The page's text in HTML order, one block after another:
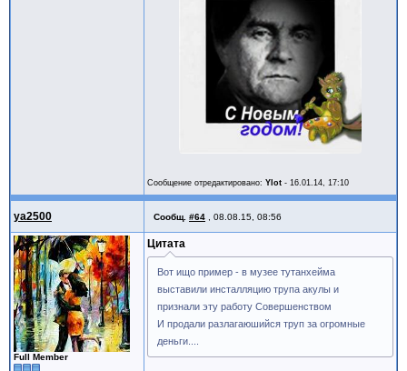
Сообщение отредактировано: Ylot - 16.01.14, 17:10
ya2500 Сообщ. #64 08.08.15, 08:56
Full Member
Цитата
Вот ищо пример - в музее тутанхейма
выставили инсталляцию трупа акулы и
признали эту работу Совершенством
И продали разлагаюшийся труп за огромные
деньги....